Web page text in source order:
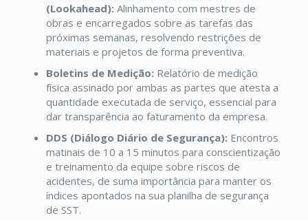
(Lookahead): Alinhamento com mestres de
obras e encarregados sobre as tarefas das
próximas semanas, resolvendo restrições de
materiais e projetos de forma preventiva.
Boletins de Medição: Relatório de medição
física assinado por ambas as partes que atesta a
quantidade executada de serviço, essencial para
dar transparência ao faturamento da empresa.
DDS (Diálogo Diário de Segurança): Encontros
matinais de 10 a 15 minutos para conscientização
e treinamento da equipe sobre riscos de
acidentes, de suma importância para manter os
índices apontados na sua planilha de segurança
de SST.